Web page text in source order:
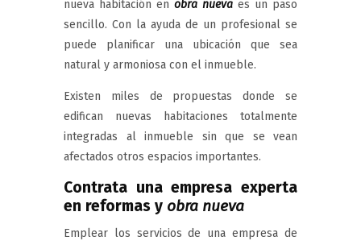
nueva habitación en obra nueva es un paso
sencillo. Con la ayuda de un profesional se
puede planificar una ubicación que sea
natural y armoniosa con el inmueble.
Existen miles de propuestas donde se
edifican nuevas habitaciones totalmente
integradas al inmueble sin que se vean
afectados otros espacios importantes.
Contrata una empresa experta
en reformas y obra nueva
Emplear los servicios de una empresa de